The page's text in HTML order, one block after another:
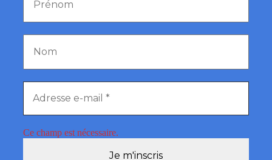
Ce champ est nécessaire.